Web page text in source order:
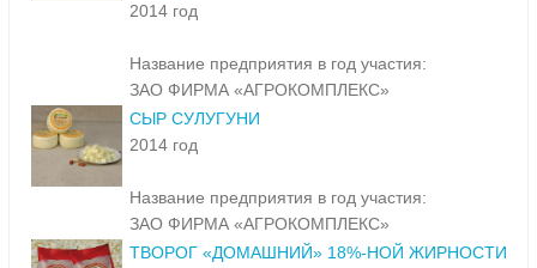
2014 год
Название предприятия в год участия:
ЗАО ФИРМА «АГРОКОМПЛЕКС»
СЫР СУЛУГУНИ
2014 год
Название предприятия в год участия:
ЗАО ФИРМА «АГРОКОМПЛЕКС»
ТВОРОГ «ДОМАШНИЙ» 18%-НОЙ ЖИРНОСТИ